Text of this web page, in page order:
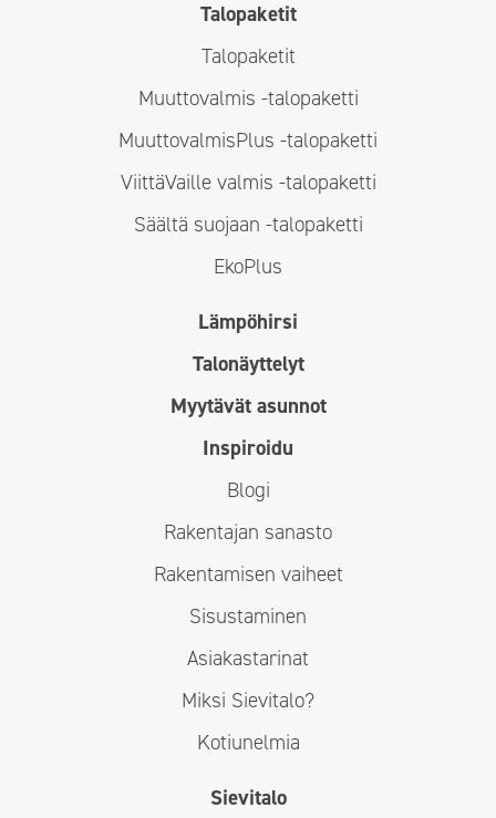
Talopaketit
Talopaketit
Muuttovalmis -talopaketti
MuuttovalmisPlus -talopaketti
ViittäVaille valmis -talopaketti
Säältä suojaan -talopaketti
EkoPlus
Lämpöhirsi
Talonäyttelyt
Myytävät asunnot
Inspiroidu
Blogi
Rakentajan sanasto
Rakentamisen vaiheet
Sisustaminen
Asiakastarinat
Miksi Sievitalo?
Kotiunelmia
Sievitalo